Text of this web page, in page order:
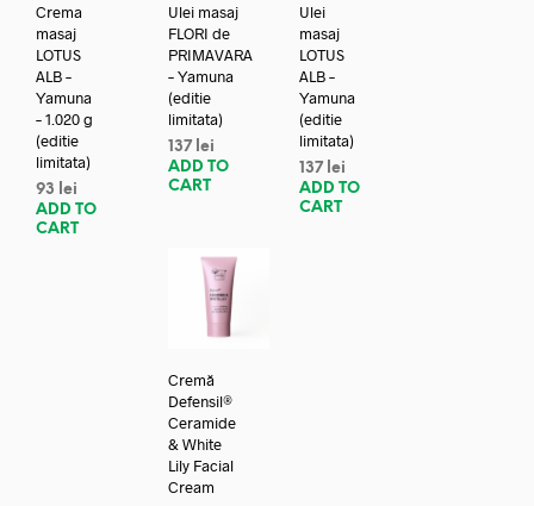
Crema
masaj
LOTUS
ALB –
Yamuna
– 1.020 g
(editie
limitata)
93
lei
ADD TO
CART
Ulei masaj
FLORI de
PRIMAVARA
– Yamuna
(editie
limitata)
137 lei
ADD TO
CART
Ulei
masaj
LOTUS
ALB –
Yamuna
(editie
limitata)
137 lei
ADD TO
CART
Cremă
Defensil®
Ceramide
& White
Lily Facial
Cream